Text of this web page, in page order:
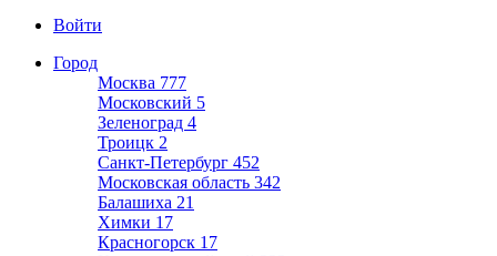
Войти
Город
Москва 777
Московский 5
Зеленоград 4
Троицк 2
Санкт-Петербург 452
Московская область 342
Балашиха 21
Химки 17
Красногорск 17